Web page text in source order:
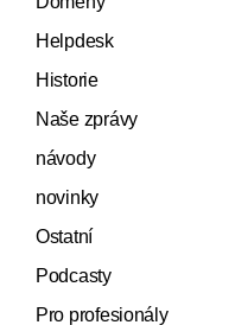
Helpdesk
Historie
Naše zprávy
návody
novinky
Ostatní
Podcasty
Pro profesionály